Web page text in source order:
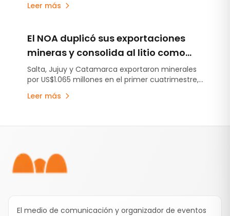
futura etapa con generación solar.
Leer más
El NOA duplicó sus exportaciones
mineras y consolida al litio como
motor de crecimiento regional
Salta, Jujuy y Catamarca exportaron minerales
por US$1.065 millones en el primer cuatrimestre,
interanual de 107,3% respecto al mismo periodo
Leer más
El medio de comunicación y organizador de eventos